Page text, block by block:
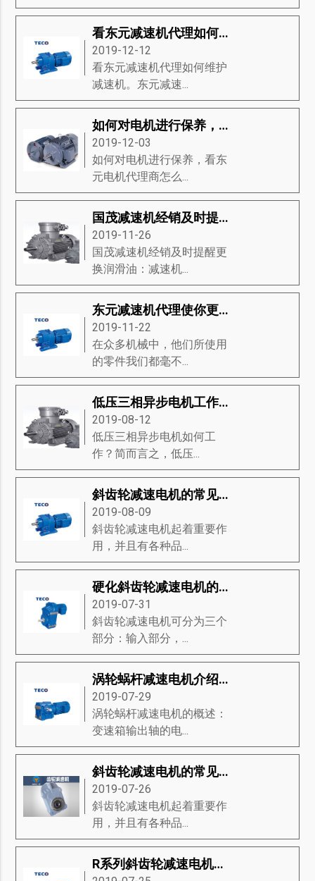
看东元减速机代理如何维护减速机
2019-12-12
看东元减速机代理如何维护
减速机。东元减速...
如何对电机进行保养，看东元电机代理商怎么说
2019-12-03
如何对电机进行保养，看东
元电机代理商怎么...
国茂减速机经销及时提醒更换润滑油
2019-11-26
国茂减速机经销及时提醒更
换润滑油：减速机...
东元减速机代理使你更了解东元减速机
2019-11-22
在众多机械中，他们所使用
的零件我们都毫不...
低压三相异步电机工作原理-低压三相异步电机磁场的产生、方向和滑动等知识详解
2019-08-12
低压三相异步电机如何工
作？简而言之，低压...
斜齿轮减速电机的常见问题是什么？
2019-08-09
斜齿轮减速电机起着重要作
用，并且有各种品...
硬化斜齿轮减速电机的传动与特点
2019-07-31
斜齿轮减速电机可分为三个
部分：输入部分，...
涡轮蜗杆减速电机介绍-涡轮蜗杆减速电机的特征、产品规格、接线方法等知识详解
2019-07-29
涡轮蜗杆减速电机的概述：
变速箱输出轴的电...
斜齿轮减速电机的常见问题是什么？
2019-07-26
斜齿轮减速电机起着重要作
用，并且有各种品...
R系列斜齿轮减速电机是什么-R系列斜齿轮减速电机的标准、旋转机构、注意事项等知识详解